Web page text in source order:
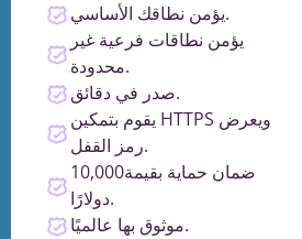
يؤمن نطاقك الأساسي.
يؤمن نطاقات فرعية غير
محدودة.
صدر في دقائق.
يقوم بتمكين HTTPS ويعرض
رمز القفل.
ضمان حماية بقيمة10,000
دولارًا.
موثوق بها عالميًا.